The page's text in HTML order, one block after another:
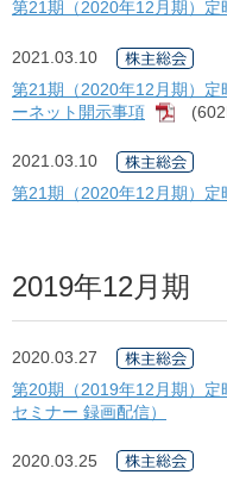
第21期（2020年12月期）定
2021.03.10
第21期（2020年12月期）定
ーネット開示事項
[PDF]
2021.03.10
第21期（2020年12月期）定
2019年12月期
2020.03.27
第20期（2019年12月期）定
セミナー 録画配信）
2020.03.25